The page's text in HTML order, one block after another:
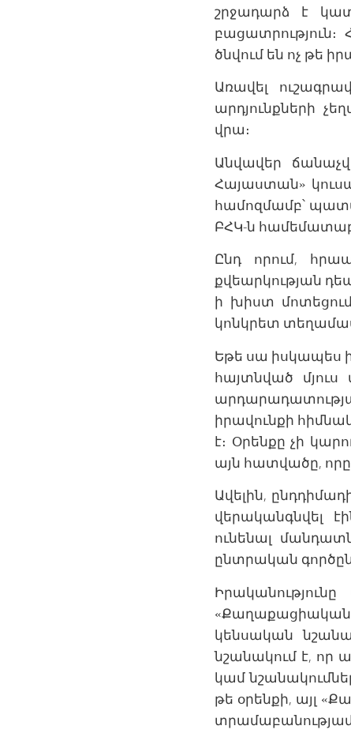
շրջադարձ է
ծնվում են ոչ թե
Առավել
արդյունքների
վրա։
Անվավեր
Հայաստան»
համոզմամբ՝
ԲՀԿ-ն
Ընդ որում,
քվեարկության
ի խիստ
կոնկրետ
Եթե սա իսկապես
հայտնված
իրավունքի
է։ Օրենքը չի
այն հատվածը,
Ավելին,
վերականգնվել
ունենալ
ընտրական
«Քաղաքացիական
կենսական
նշանակում է, որ
կամ
թե օրենքի, այլ